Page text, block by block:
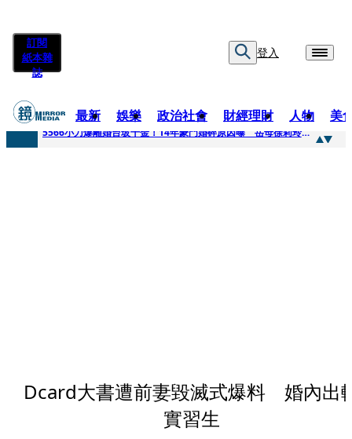
訂閱
紙本雜
誌
登入
最新 娛樂 政治社會 財經理財 人物 美
快訊
5566小刀爆離婚台玻千金！14年豪門婚碎原因曝 岳母徐莉玲風暴意外揭家族祕辛
Dcard大書遭前妻毀滅式爆料 婚內出
實習生